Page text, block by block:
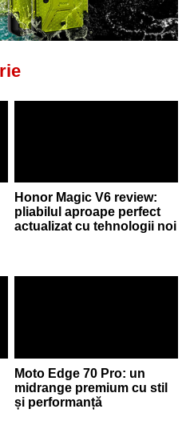
Honor Magic V6 review:
pliabilul aproape perfect
actualizat cu tehnologii noi
Moto Edge 70 Pro: un
midrange premium cu stil
și performanță